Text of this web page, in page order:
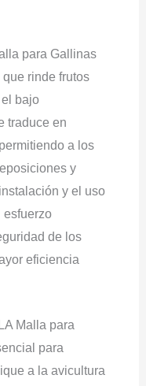
para Gallinas
rinde frutos
bajo
traduce en
a los
y
y el uso
esfuerzo
de los
eficiencia
Malla para
para
a la avicultura